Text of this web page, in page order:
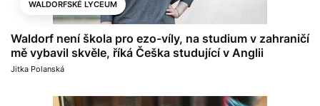
WALDORFSKÉ LYCEUM
Waldorf není škola pro ezo-víly, na studium v zahraničí
mě vybavil skvěle, říká Češka studující v Anglii
Jitka Polanská